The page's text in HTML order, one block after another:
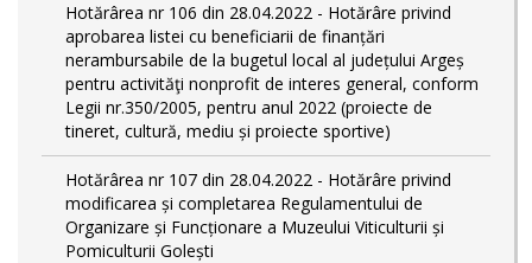
Hotărârea nr 106 din 28.04.2022 - Hotărâre privind
aprobarea listei cu beneficiarii de finanțări
nerambursabile de la bugetul local al județului Argeș
pentru activităţi nonprofit de interes general, conform
Legii nr.350/2005, pentru anul 2022 (proiecte de
tineret, cultură, mediu și proiecte sportive)
Hotărârea nr 107 din 28.04.2022 - Hotărâre privind
modificarea și completarea Regulamentului de
Organizare și Funcționare a Muzeului Viticulturii și
Pomiculturii Golești